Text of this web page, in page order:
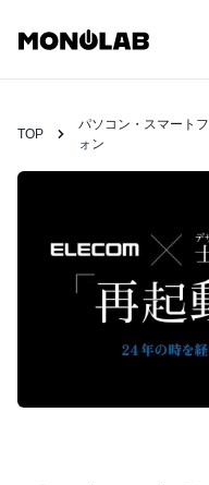
TOP
パソコン・スマートフ
ォン